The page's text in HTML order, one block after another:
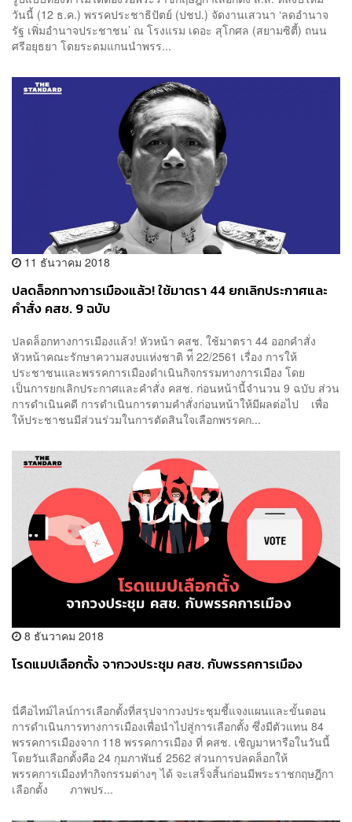
วันนี้ (12 ธ.ค.) พรรคประชาธิปัตย์ (ปชป.) จัดงานเสวนา ‘ลดอำนาจ
รัฐ เพิ่มอำนาจประชาชน’ ณ โรงแรม เดอะ สุโกศล (สยามซิตี้) ถนน
ศรีอยุธยา โดยระดมแกนนำพรร...
11 ธันวาคม 2018
ปลดล็อกทางการเมืองแล้ว! ใช้มาตรา 44 ยกเลิกประกาศและ
คำสั่ง คสช. 9 ฉบับ
ปลดล็อกทางการเมืองแล้ว! หัวหน้า คสช. ใช้มาตรา 44 ออกคําสั่ง
หัวหน้าคณะรักษาความสงบแห่งชาติ ท่ี 22/2561 เรื่อง การให้
ประชาชนและพรรคการเมืองดําเนินกิจกรรมทางการเมือง โดย
เป็นการยกเลิกประกาศและคำสั่ง คสช. ก่อนหน้านี้จำนวน 9 ฉบับ ส่วน
การดำเนินคดี การดำเนินการตามคำสั่งก่อนหน้าให้มีผลต่อไป เพื่อ
ให้ประชาชนมีส่วนร่วมในการตัดสินใจเลือกพรรคก...
8 ธันวาคม 2018
โรดแมปเลือกตั้ง จากวงประชุม คสช. กับพรรคการเมือง
นี่คือไทม์ไลน์การเลือกตั้งที่สรุปจากวงประชุมชี้แจงแผนและขั้นตอน
การดำเนินการทางการเมืองเพื่อนำไปสู่การเลือกตั้ง ซึ่งมีตัวแทน 84
พรรคการเมืองจาก 118 พรรคการเมือง ที่ คสช. เชิญมาหารือในวันนี้
โดยวันเลือกตั้งคือ 24 กุมภาพันธ์ 2562 ส่วนการปลดล็อกให้
พรรคการเมืองทำกิจกรรมต่างๆ ได้ จะเสร็จสิ้นก่อนมีพระราชกฤษฎีกา
เลือกตั้ง ภาพปร...